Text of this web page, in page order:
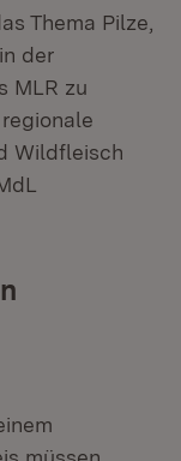
Thema Pilze,
der
MLR zu
Wildfleisch